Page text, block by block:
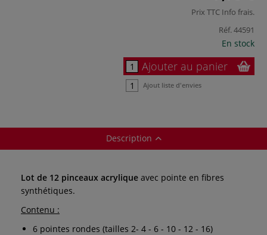
Prix TTC Info frais.
Réf.44591
En stock
Ajouter au panier
Ajout liste d'envies
Description
Lot de 12 pinceaux acrylique avec pointe en fibres
synthétiques.
Contenu :
6 pointes rondes (tailles 2- 4 - 6 - 10 - 12 - 16)